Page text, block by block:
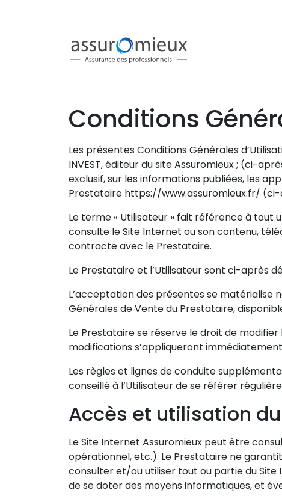
Conditions
Les présentes Conditions Générales
INVEST, éditeur du site Assuromieux ; (ci-
exclusif, sur les informations publiées, les
Prestataire https://www.assuromieux.fr/
Le terme « Utilisateur » fait référence à tout
consulte le Site Internet ou son contenu,
contracte avec le Prestataire.
Le Prestataire et l’Utilisateur sont ci-après
L’acceptation des présentes se matérialise
Générales de Vente du Prestataire,
Le Prestataire se réserve le droit de
modifications s’appliqueront
Les règles et lignes de conduite
conseillé à l’Utilisateur de se référer
Accès et utilisation
Le Site Internet Assuromieux peut être
opérationnel, etc.). Le Prestataire ne
consulter et/ou utiliser tout ou partie du Site
de se doter des moyens informatiques, et